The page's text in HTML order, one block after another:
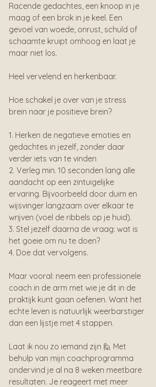
Racende gedachtes, een knoop in je
maag of een brok in je keel. Een
gevoel van woede, onrust, schuld of
schaamte kruipt omhoog en laat je
maar niet los.
Heel vervelend en herkenbaar.
Hoe schakel je over van je stress
brein naar je positieve brein?
1. Herken de negatieve emoties en
gedachtes in jezelf, zonder daar
verder iets van te vinden
2. Verleg min. 10 seconden lang alle
aandacht op een zintuigelijke
ervaring. Bijvoorbeeld door duim en
wijsvinger langzaam over elkaar te
wrijven (voel de ribbels op je huid).
3. Stel jezelf daarna de vraag: wat is
het goeie om nu te doen?
4. Doe dat vervolgens.
Maar vooral: neem een professionele
coach in de arm met wie je dit in de
praktijk kunt gaan oefenen. Want het
echte leven is natuurlijk weerbarstiger
dan een lijstje met 4 stappen.
Laat ik nou zo iemand zijn 🙋 Met
behulp van mijn coachprogramma
ondervind je al na 8 weken meetbare
resultaten. Je reageert met meer